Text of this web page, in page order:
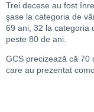
Trei decese au fost
şase la categoria de
69 ani, 32 la categoria
peste 80 de ani.
GCS precizează că 70
care au prezentat